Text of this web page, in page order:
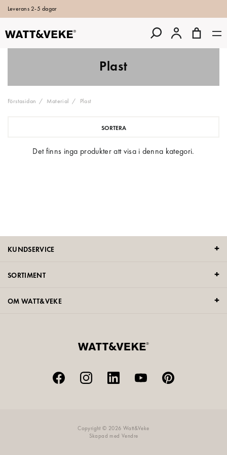
Leverans 2-5 dagar
Plast
Förstasidan Material Plast
SORTERA
Det finns inga produkter att visa i denna kategori.
KUNDSERVICE
SORTIMENT
OM WATT&VEKE
Copyright © 2026 Watt&Veke
Skapad med Vendre